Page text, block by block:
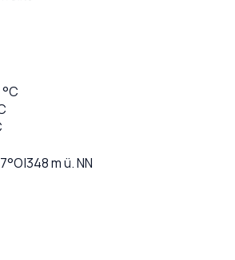
°C
°O|348m ü. NN